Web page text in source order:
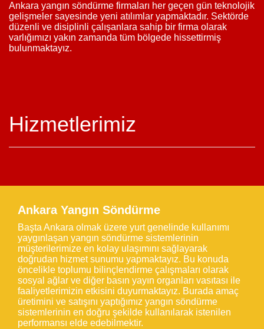
Ankara yangın söndürme firmaları her geçen gün teknolojik
gelişmeler sayesinde yeni atılımlar yapmaktadır. Sektörde
düzenli ve disiplinli çalışanlara sahip bir firma olarak
varlığımızı yakın zamanda tüm bölgede hissettirmiş
bulunmaktayız.
Hizmetlerimiz
Ankara Yangın Söndürme
Başta Ankara olmak üzere yurt genelinde kullanımı
yaygınlaşan yangın söndürme sistemlerinin
müşterilerimize en kolay ulaşımını sağlayarak
doğrudan hizmet sunumu yapmaktayız. Bu konuda
öncelikle toplumu bilinçlendirme çalışmaları olarak
sosyal ağlar ve diğer basın yayın organları vasıtası ile
faaliyetlerimizin etkisini duyurmaktayız. Burada amaç
üretimini ve satışını yaptığımız yangın söndürme
sistemlerinin en doğru şekilde kullanılarak istenilen
performansı elde edebilmektir.